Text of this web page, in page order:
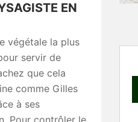
EN
végétale la plus
servir de
que cela
comme Gilles
à ses
Pour contrôler le